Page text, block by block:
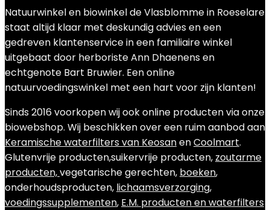
Natuurwinkel en biowinkel de Vlasblomme in Roeselare
staat altijd klaar met deskundig advies en een
gedreven klantenservice in een familiaire winkel
uitgebaat door herboriste Ann Dhaenens en
echtgenote Bart Bruwier. Een online
natuurvoedingswinkel met een hart voor zijn klanten!
Sinds 2016 voorkopen wij ook online producten via onze
biowebshop. Wij beschikken over een ruim aanbod aan
Keramische waterfilters van KeosanenCoolmart.
Glutenvrije producten,suikervrije producten, zoutarme
producten,vegetarische gerechten, boeken,
onderhoudsproducten, lichaamsverzorging,
voedingssupplementen, E.M. producten en waterfilters